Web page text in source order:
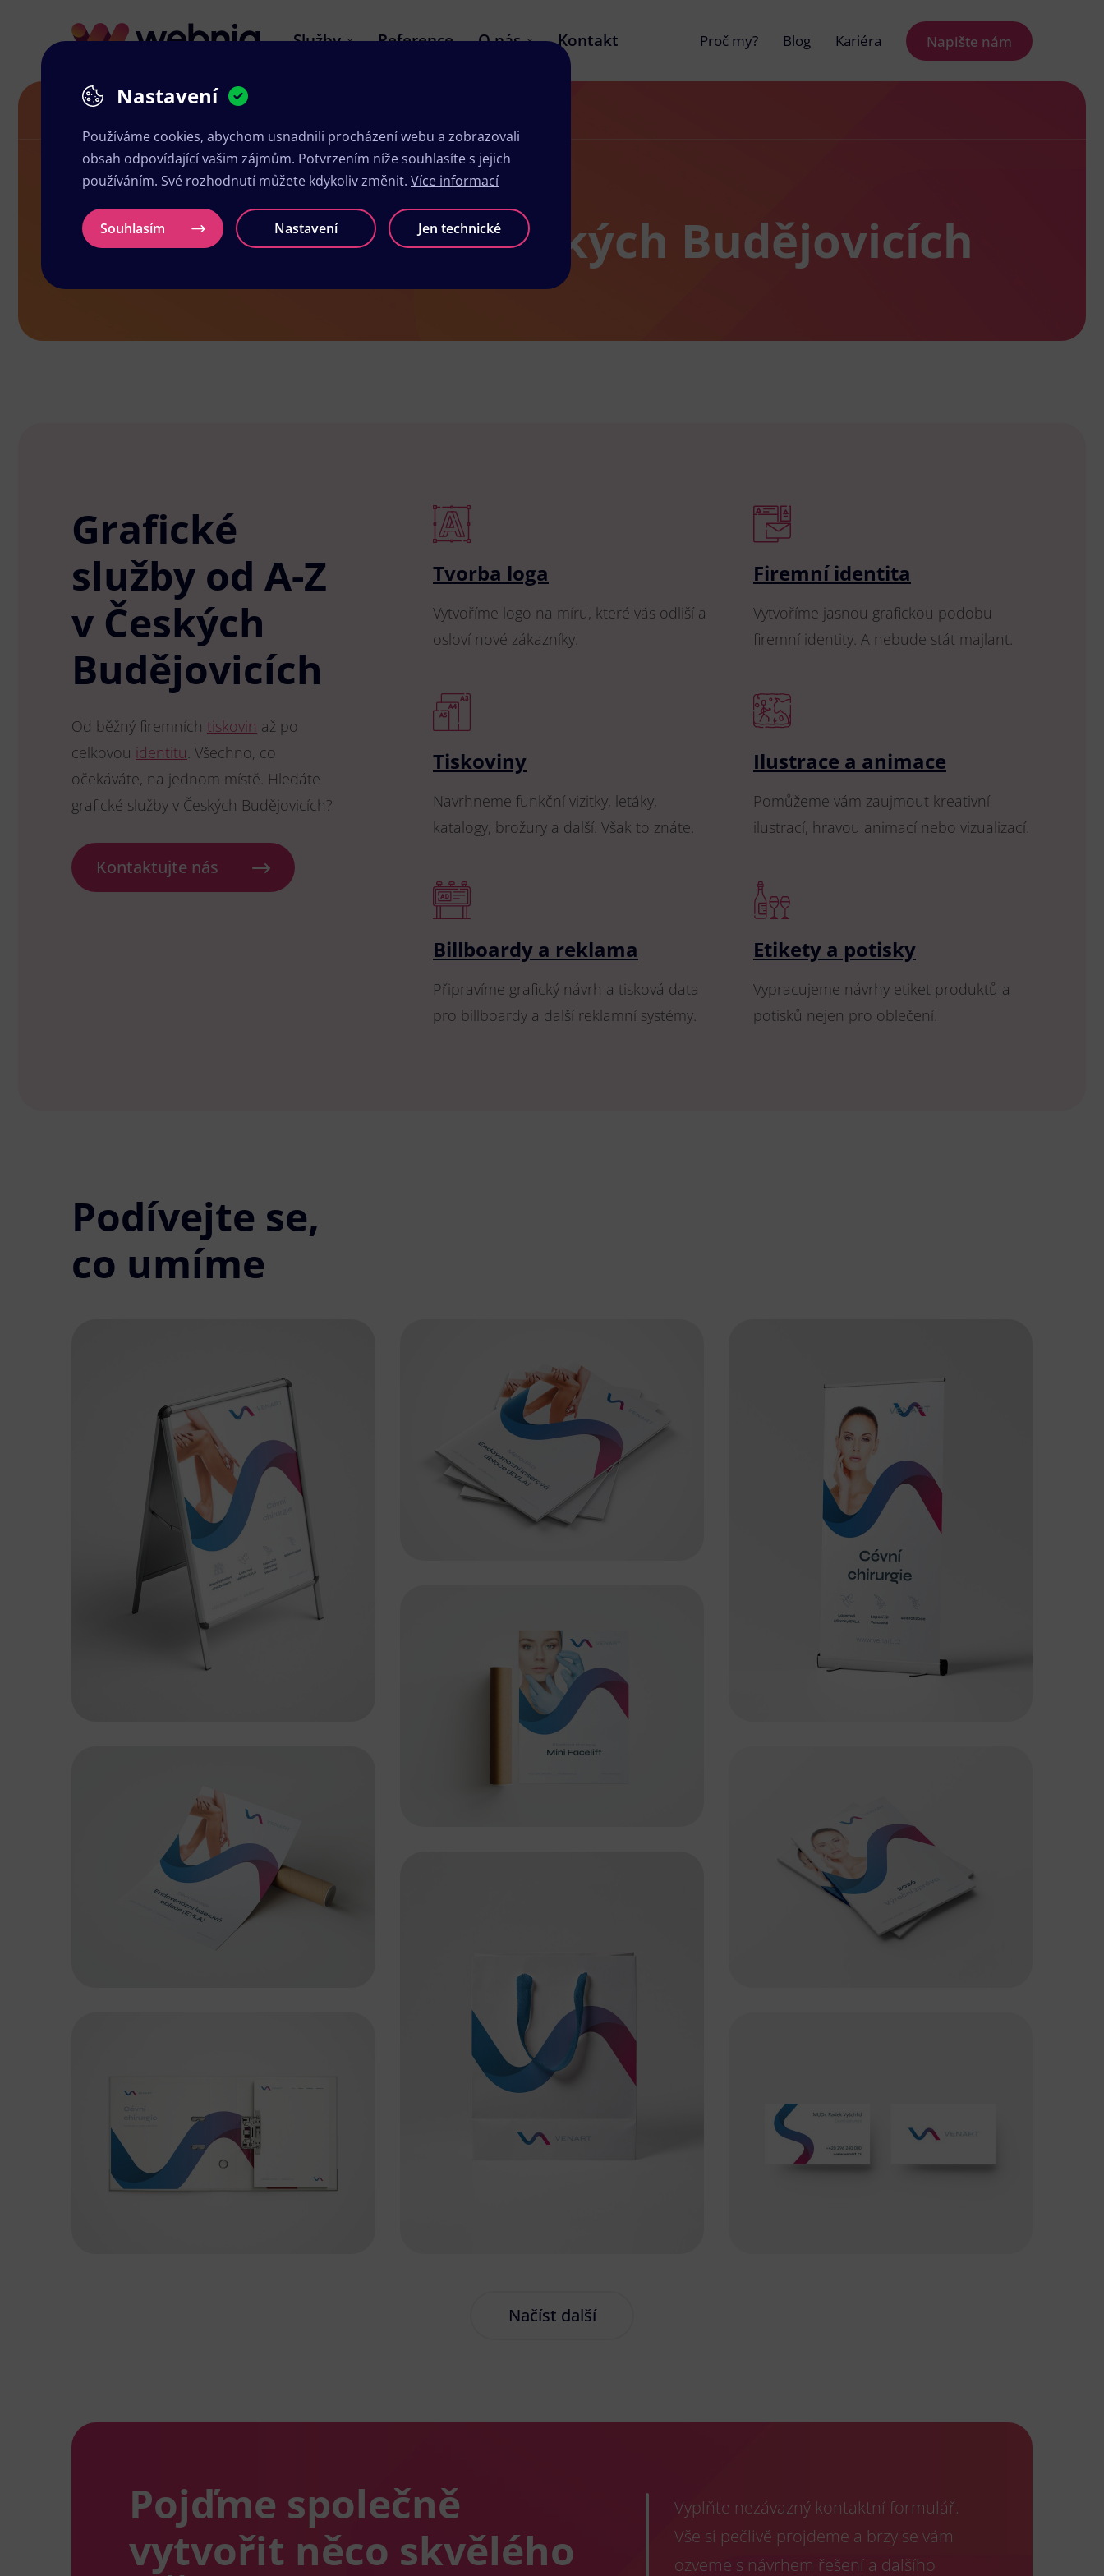
Služby Reference O nás Kontakt Proč my? Blog Kariéra Napište nám
Grafické služby v Českých Budějovicích
Grafické služby v Českých Budějovicích
Grafické
služby od A-Z
v Českých
Budějovicích
Od běžný firemních tiskovin až po
celkovou identitu. Všechno, co
očekáváte, na jednom místě. Hledáte
grafické služby v Českých Budějovicích?
Kontaktujte nás
Tvorba loga
Vytvoříme logo na míru, které vás odliší a
osloví nové zákazníky.
Firemní identita
Vytvoříme jasnou grafickou podobu
firemní identity. A nebude stát majlant.
Tiskoviny
Navrhneme funkční vizitky, letáky,
katalogy, brožury a další. Však to znáte.
Ilustrace a animace
Pomůžeme vám zaujmout kreativní
ilustrací, hravou animací nebo vizualizací.
Billboardy a reklama
Připravíme grafický návrh a tisková data
pro billboardy a další reklamní systémy.
Etikety a potisky
Vypracujeme návrhy etiket produktů a
potisků nejen pro oblečení.
Podívejte se,
co umíme
Načíst další
Pojďme společně
vytvořit něco skvělého
Vyplňte nezávazný kontaktní formulář.
Vše si pečlivě projdeme a brzy se vám
ozveme s návrhem řešení a dalšího
Nastavení
Používáme cookies, abychom usnadnili procházení webu a zobrazovali
obsah odpovídající vašim zájmům. Potvrzením níže souhlasíte s jejich
používáním. Své rozhodnutí můžete kdykoliv změnit. Více informací
Souhlasím Nastavení Jen technické